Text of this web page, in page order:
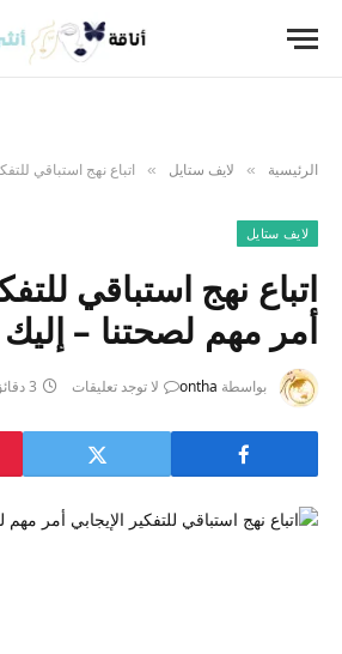
الرئيسية » لايف ستايل » اتباع نهج استباقي للتفكير
لايف ستايل
اتباع نهج استباقي
أمر مهم لصحتنا –
بواسطة ontha لا توجد تعليقات 3 دقائق